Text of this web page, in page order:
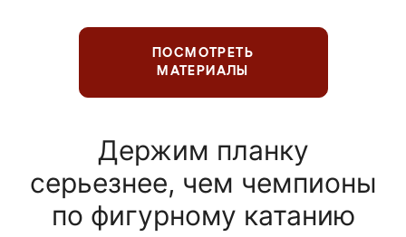
ПОСМОТРЕТЬ
МАТЕРИАЛЫ
Держим планку
серьезнее, чем чемпионы
по фигурному катанию